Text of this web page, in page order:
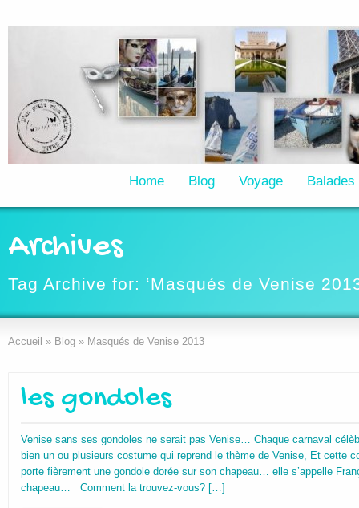
Home Blog Voyage Balades
Archives
Tag Archive for: ‘Masqués de Venise
Accueil » Blog » Masqués de Venise 2013
les gondoles
Venise sans ses gondoles ne serait pas Venise… Chaque carnaval
bien un ou plusieurs costume qui reprend le thème de Venise, Et cette
porte fièrement une gondole dorée sur son chapeau… elle s’appelle
chapeau… Comment la trouvez-vous? […]